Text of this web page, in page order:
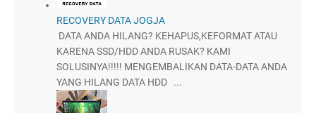
RECOVERY DATA JOGJA
DATA ANDA HILANG? KEHAPUS,KEFORMAT ATAU
KARENA SSD/HDD ANDA RUSAK? KAMI
SOLUSINYA!!!!! MENGEMBALIKAN DATA-DATA ANDA
YANG HILANG DATA HDD ...